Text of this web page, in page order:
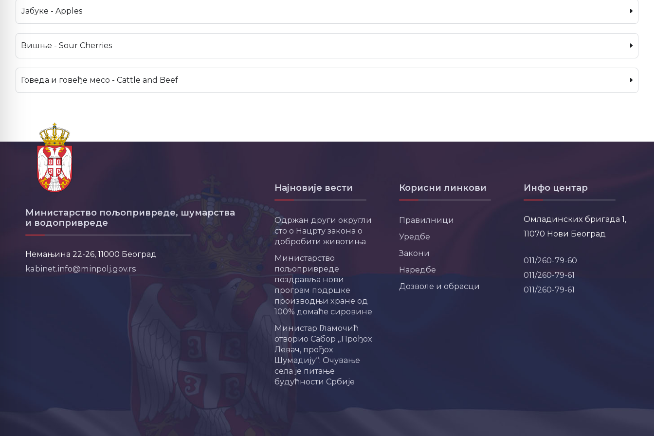
Јабуке - Apples
Вишње - Sour Cherries
Говеда и говеђе месо - Cattle and Beef
Министарство пољопривреде, шумарства
и водопривреде
Немањина 22-26, 11000 Београд
kabinet.info@minpolj.gov.rs
Најновије вести
Одржан други округли
сто о Нацрту закона о
добробити животиња
Министарство
пољопривреде
поздравља нови
програм подршке
производњи хране од
100% домаће сировине
Министар Гламочић
отворио Сабор „Прођох
Левач, прођох
Шумадију“: Очување
села је питање
будућности Србије
Корисни линкови
Правилници
Уредбе
Закони
Наредбе
Дозволе и обрасци
Инфо центар
Омладинских бригада 1,
11070 Нови Београд
011/260-79-60
011/260-79-61
011/260-79-61